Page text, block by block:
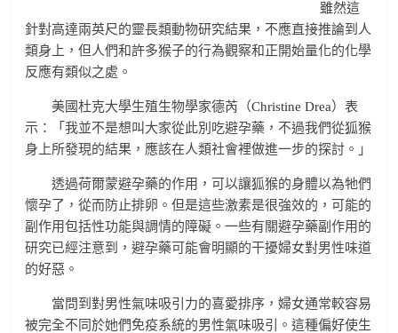
雖然這
針對高達兩英尺的靈長類動物研究結果，不應直接推論到人
類身上，但人們和許多猴子的行為觀察和正開始量化的化學
反應有類似之處。
美國杜克大學生殖生物學家德芮（Christine Drea）表
示：「我並不是想叫大家從此別吃避孕藥，不過我們從狐猴
身上所發現的結果，應該在人類社會裡做進一步的探討。」
透過荷爾蒙避孕藥的作用，可以讓狐猴的身體以為牠們
懷孕了，從而防止排卵。但是這些激素是很強效的，可能的
副作用包括性功能與調情的障礙。一些有關避孕藥副作用的
研究已經注意到，避孕藥可能會明顯的干擾婦女對男性味道
的好惡。
當問到對男性氣味吸引力的喜愛排序，婦女通常較容易
被完全不同於她們免疫系統的男性氣味吸引。這種偏好使生